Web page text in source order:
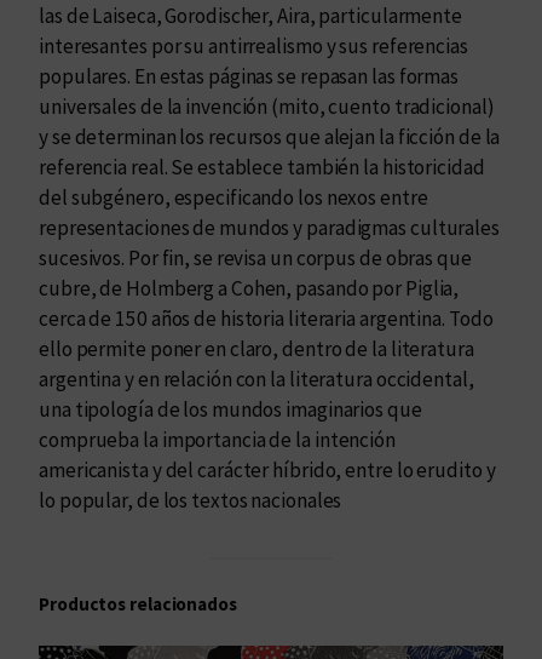
i
t
e
r
a
t
u
r
a
a
r
g
e
n
t
i
n
a
las de Laiseca, Gorodischer, Aira, particularmente
interesantes por su antirrealismo y sus referencias
populares. En estas páginas se repasan las formas
universales de la invención (mito, cuento tradicional)
y se determinan los recursos que alejan la ficción de la
referencia real. Se establece también la historicidad
del subgénero, especificando los nexos entre
representaciones de mundos y paradigmas culturales
sucesivos. Por fin, se revisa un corpus de obras que
cubre, de Holmberg a Cohen, pasando por Piglia,
cerca de 150 años de historia literaria argentina. Todo
ello permite poner en claro, dentro de la literatura
argentina y en relación con la literatura occidental,
una tipología de los mundos imaginarios que
comprueba la importancia de la intención
americanista y del carácter híbrido, entre lo erudito y
lo popular, de los textos nacionales
Productos relacionados